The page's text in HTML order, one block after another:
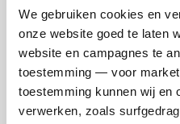
We gebruiken cookies en
onze website goed te laten
website en campagnes te
toestemming — voor
toestemming kunnen wij en
verwerken, zoals